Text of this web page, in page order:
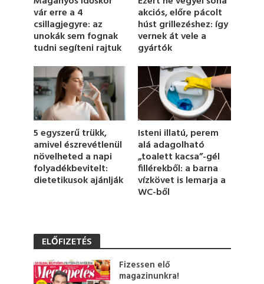
m
i
n
u
t
e
8
s
e
c
o
d
s
vár erre a 4
csillagjegyre: az
unokák sem fognak
tudni segíteni rajtuk
akciós, előre pácolt
húst grillezéshez: így
vernek át vele a
gyártók
5 egyszerű trükk,
amivel észrevétlenül
növelheted a napi
folyadékbevitelt:
dietetikusok ajánlják
Isteni illatú, perem
alá adagolható
„toalett kacsa”-gél
fillérekből: a barna
vízkövet is lemarja a
WC-ből
ELŐFIZETÉS
Fizessen elő
magazinunkra!